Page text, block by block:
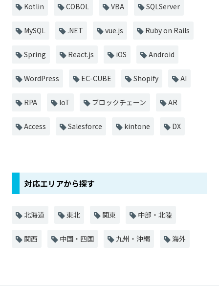
Kotlin COBOL VBA SQLServer
MySQL .NET vue.js Ruby on Rails
Spring React.js iOS Android
WordPress EC-CUBE Shopify AI
RPA IoT ブロックチェーン AR
Access Salesforce kintone DX
対応エリアから探す
北海道 東北 関東 中部・北陸
関西 中国・四国 九州・沖縄 海外